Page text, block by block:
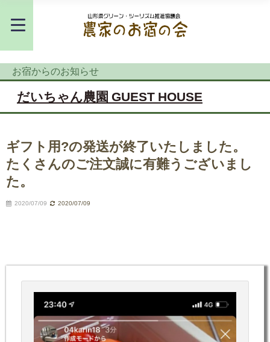
お宿からのお知らせ
だいちゃん農園 GUEST HOUSE
ギフト用?の発送が終了いたしました。
たくさんのご注文誠に有難うございまし
た。
2020/07/09 2020/07/09